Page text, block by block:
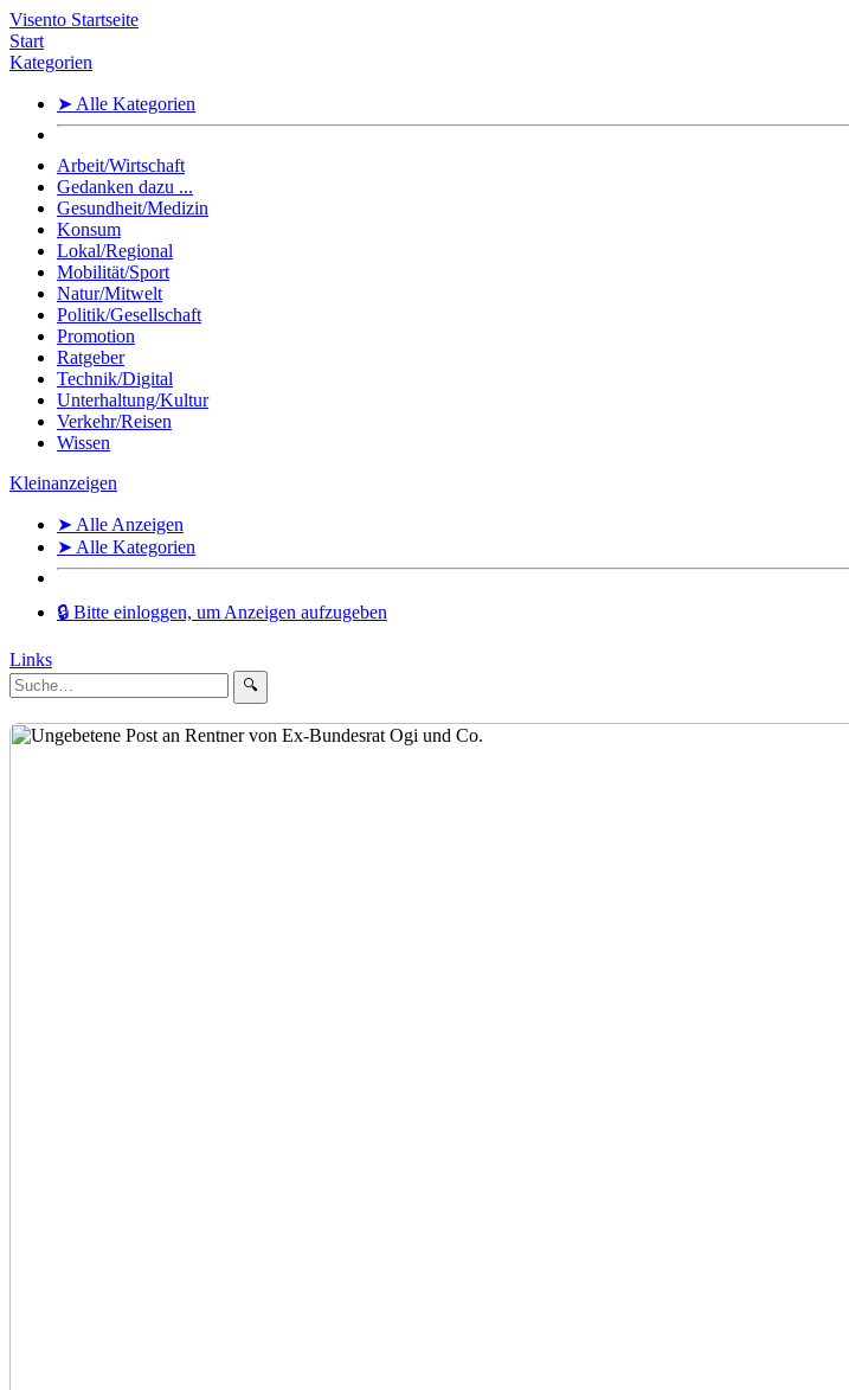
Visento Startseite
Start
Kategorien
➤ Alle Kategorien
Arbeit/Wirtschaft
Gedanken dazu ...
Gesundheit/Medizin
Konsum
Lokal/Regional
Mobilität/Sport
Natur/Mitwelt
Politik/Gesellschaft
Promotion
Ratgeber
Technik/Digital
Unterhaltung/Kultur
Verkehr/Reisen
Wissen
Kleinanzeigen
➤ Alle Anzeigen
➤ Alle Kategorien
🔒 Bitte einloggen, um Anzeigen aufzugeben
Links
🔍